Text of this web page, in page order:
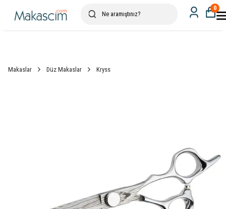
0
Makaslar Düz Makaslar Kryss